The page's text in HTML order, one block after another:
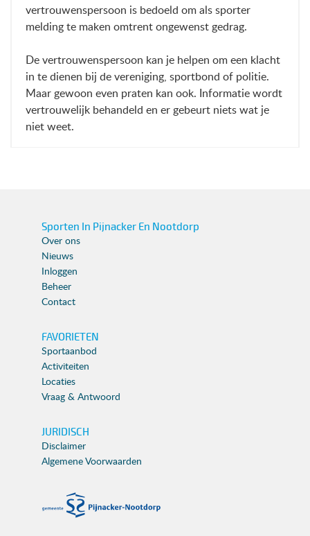
vertrouwenspersoon is bedoeld om als sporter
melding te maken omtrent ongewenst gedrag.
De vertrouwenspersoon kan je helpen om een klacht
in te dienen bij de vereniging, sportbond of politie.
Maar gewoon even praten kan ook. Informatie wordt
vertrouwelijk behandeld en er gebeurt niets wat je
niet weet.
Sporten In Pijnacker En Nootdorp
Over ons
Nieuws
Inloggen
Beheer
Contact
FAVORIETEN
Sportaanbod
Activiteiten
Locaties
Vraag & Antwoord
JURIDISCH
Disclaimer
Algemene Voorwaarden